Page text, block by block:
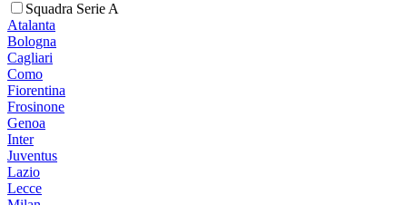
Squadra Serie A
Atalanta
Bologna
Cagliari
Como
Fiorentina
Frosinone
Genoa
Inter
Juventus
Lazio
Lecce